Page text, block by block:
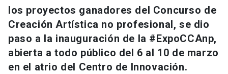
los proyectos ganadores del Concurso de
Creación Artística no profesional, se dio
paso a la inauguración de la #ExpoCCAnp,
abierta a todo público del 6 al 10 de marzo
en el atrio del Centro de Innovación.